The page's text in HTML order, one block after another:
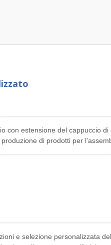
con estensione del cappuccio di
di prodotti per
produzione e supporto
del vostro cablaggio e
e selezione personalizzata